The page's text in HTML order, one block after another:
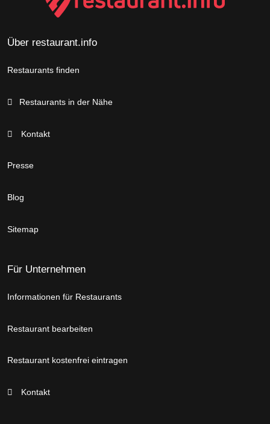
Über restaurant.info
Restaurants finden
Restaurants in der Nähe
Kontakt
Presse
Blog
Sitemap
Für Unternehmen
Informationen für Restaurants
Restaurant bearbeiten
Restaurant kostenfrei eintragen
Kontakt